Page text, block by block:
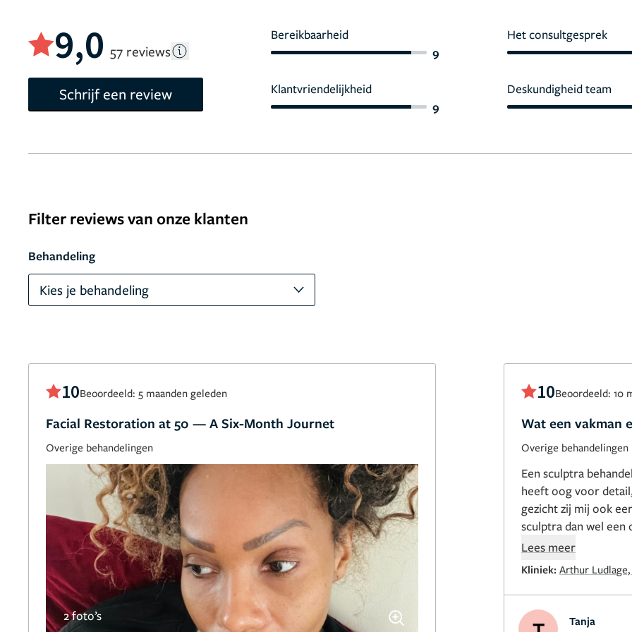
9,0 57 reviews
Schrijf een review
Bereikbaarheid
9
Klantvriendelijkheid
9
Het consultgesprek
Deskundigheid team
Filter reviews van onze klanten
Behandeling
Kies je behandeling
10Beoordeeld: 5 maanden geleden
Facial Restoration at 50 — A Six-Month Journet
Overige behandelingen
2 foto’s
10Beoordeeld: 10
Wat een vakman
Overige behandelingen
Een sculptra
heeft oog voor
gezicht zij mij ook
sculptra dan wel een
houdt.de arts
gaan.daarnaast is
Lees meer
Kliniek: Arthur
Tanja